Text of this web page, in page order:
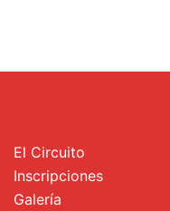
El Circuito
Inscripciones
Galería